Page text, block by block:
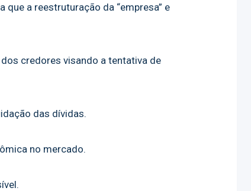
a reestruturação da “empresa” e
credores visando a tentativa de
das dívidas.
no mercado.